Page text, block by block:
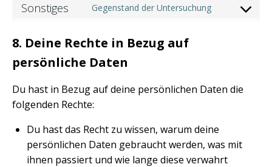
Sonstiges Gegenstand der Untersuchung
8. Deine Rechte in Bezug auf
persönliche Daten
Du hast in Bezug auf deine persönlichen Daten die
folgenden Rechte:
Du hast das Recht zu wissen, warum deine
persönlichen Daten gebraucht werden, was mit
ihnen passiert und wie lange diese verwahrt